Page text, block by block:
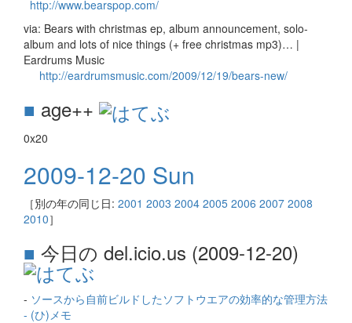
http://www.bearspop.com/
via: Bears with christmas ep, album announcement, solo-
album and lots of nice things (+ free christmas mp3)… |
Eardrums Music
http://eardrumsmusic.com/2009/12/19/bears-new/
■ age++
0x20
2009-12-20 Sun
［別の年の同じ日: 2001 2003 2004 2005 2006 2007 2008
2010］
■ 今日の del.icio.us (2009-12-20)
- ソースから自前ビルドしたソフトウエアの効率的な管理方法
- (ひ)メモ